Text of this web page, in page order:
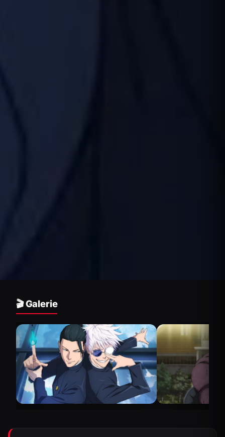
🎬 Galerie